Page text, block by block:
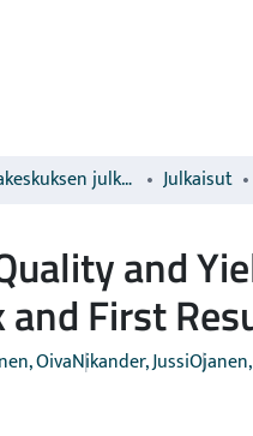
Luonnonvarakeskuksen julkaisut Julkaisut
and
First
OivaNikander, Jussi